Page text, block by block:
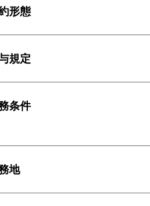
形態
規定
条件
地